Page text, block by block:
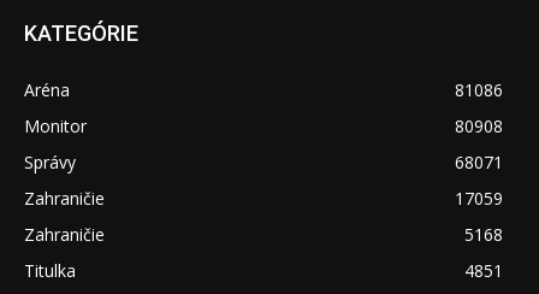
KATEGÓRIE
Aréna
81086
Monitor
80908
Správy
68071
Zahraničie
17059
Zahraničie
5168
Titulka
4851